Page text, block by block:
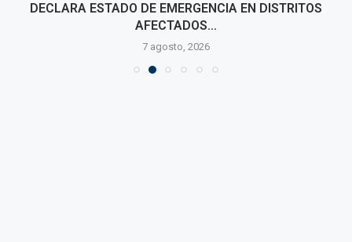
DECLARA ESTADO DE EMERGENCIA EN DISTRITOS
AFECTADOS...
7 agosto, 2026